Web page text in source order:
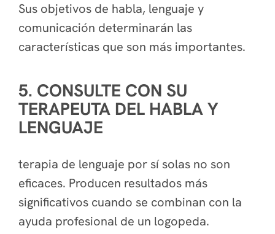
Sus objetivos de habla, lenguaje y
comunicación determinarán las
características que son más importantes.
5. CONSULTE CON SU
TERAPEUTA DEL HABLA Y
LENGUAJE
terapia de lenguaje por sí solas no son
eficaces. Producen resultados más
significativos cuando se combinan con la
ayuda profesional de un logopeda.